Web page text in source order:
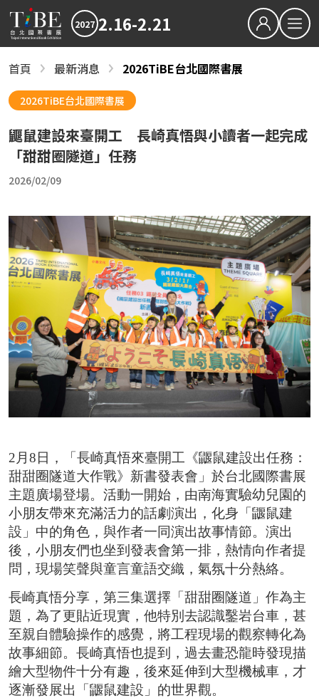
2027 2.16-2.21
最新消息
影音專區
下載專區
2026TIBE線上書展
最新消息
2027TiBE台北國際書展
書展亮點
出版動態
近期文章
2027書展大獎及金蝶獎徵件起跑 歡迎台灣原創
「臺灣感性：女性情緒」感動首爾 303則留言
結
2026台北國際書展紀錄片 一同回味每一個「閱
台北市雜誌公會 7/23【媒體AI工作流實戰班】
臺灣文學與韓國的交會 阿女烏談族群記憶和轉
事走入人心的祕密
首頁 最新消息 2026TiBE台北國際書展
2026TiBE台北國際書展
鼴鼠建設來臺開工 長崎真悟與小讀者一起完成
「甜甜圈隧道」任務
2026/02/09
2月8日，「長崎真悟來臺開工《鼴鼠建設出任務：
甜甜圈隧道大作戰》新書發表會」於台北國際書展
主題廣場登場。活動一開始，由南海實驗幼兒園的
小朋友帶來充滿活力的話劇演出，化身「鼴鼠建
設」中的角色，與作者一同演出故事情節。演出
後，小朋友們也坐到發表會第一排，熱情向作者提
問，現場笑聲與童言童語交織，氣氛十分熱絡。
長崎真悟分享，第三集選擇「甜甜圈隧道」作為主
題，為了更貼近現實，他特別去認識鑿岩台車，甚
至親自體驗操作的感覺，將工程現場的觀察轉化為
故事細節。長崎真悟也提到，過去畫恐龍時發現描
繪大型物件十分有趣，後來延伸到大型機械車，才
逐漸發展出「鼴鼠建設」的世界觀。